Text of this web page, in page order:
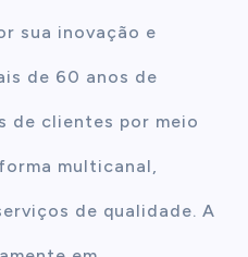
sua inovação e
de 60 anos de
de clientes por meio
multicanal,
de qualidade. A